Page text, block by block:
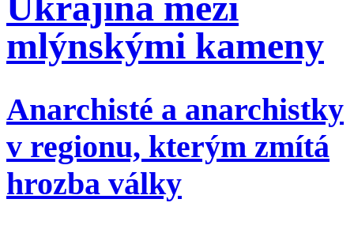
mlýnskými kameny
Anarchisté a anarchistky
v regionu, kterým zmítá
hrozba války